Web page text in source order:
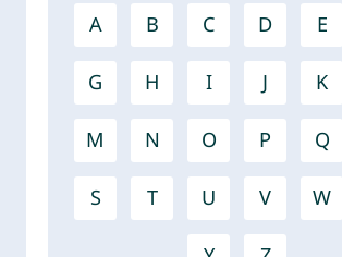
A B C D E
G H I J K
M N O P Q
S T U V W